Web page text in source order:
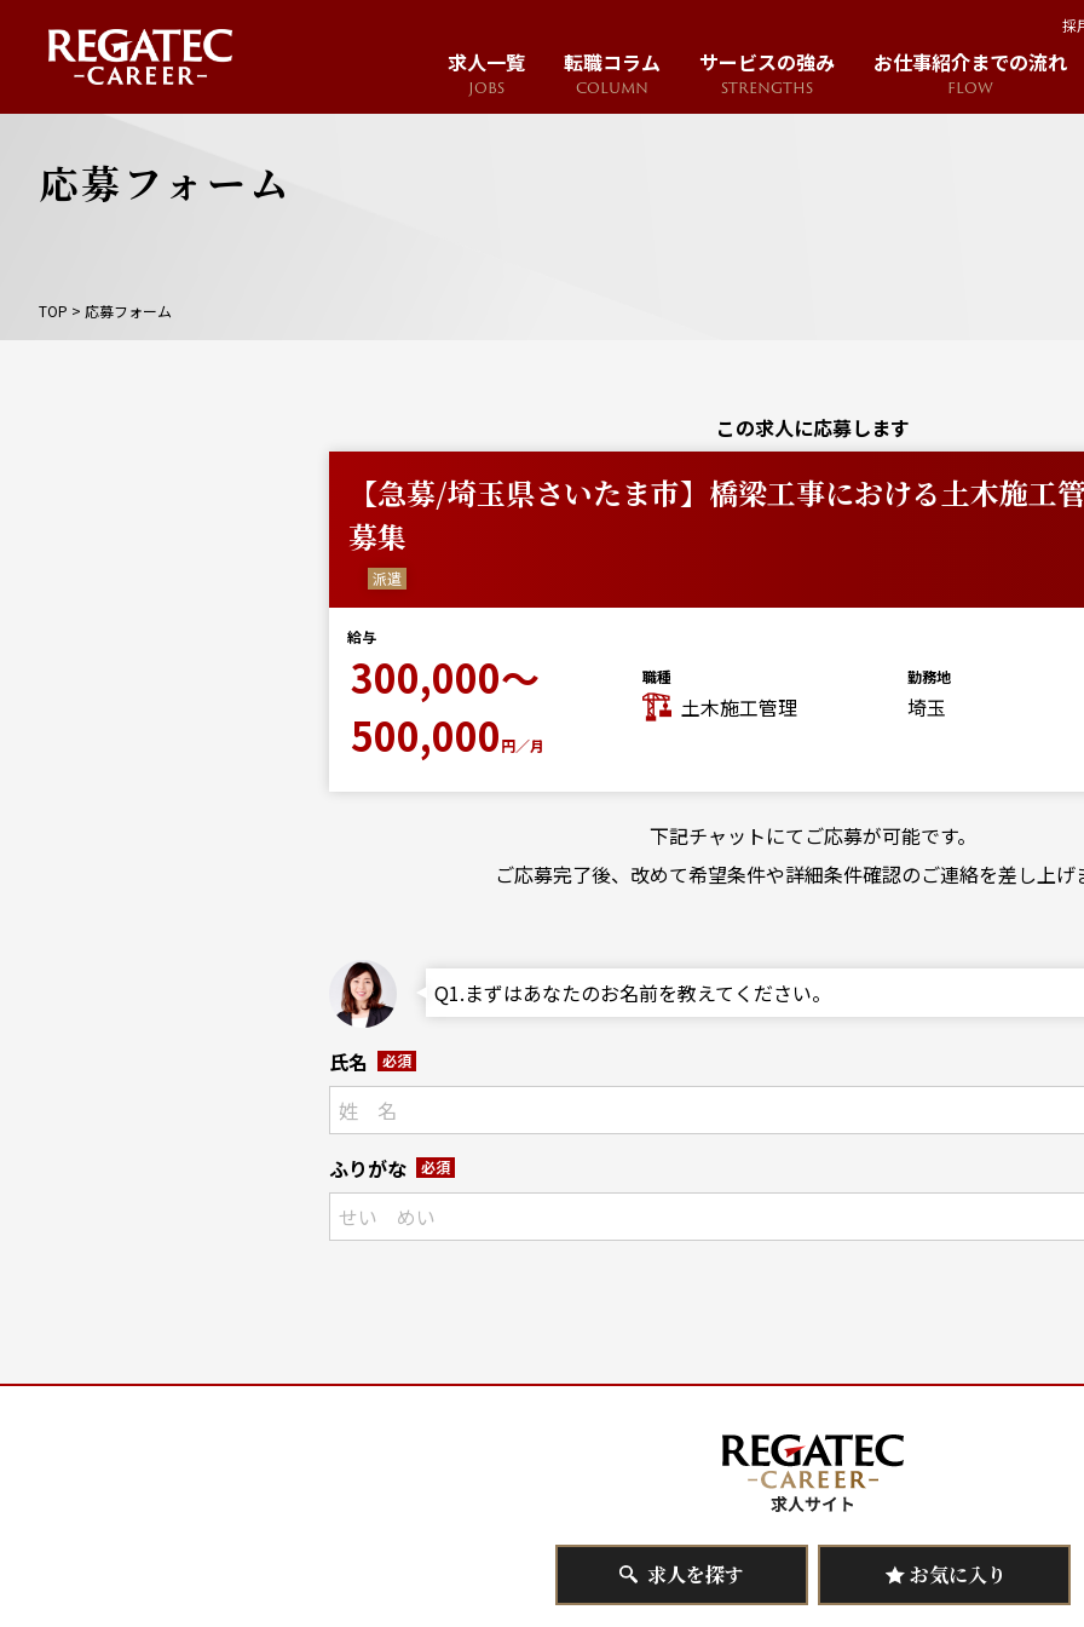
採
求人一覧
JOBS
転職コラム
COLUMN
サービスの強み
STRENGTHS
お仕事紹介までの流れ
FLOW
応募フォーム
TOP > 応募フォーム
この求人に応募します
【急募/埼玉県さいたま市】橋梁工事における土木施工
募集
派遣
給与
300,000～
500,000円／月
職種
土木施工管理
勤務地
埼玉
下記チャットにてご応募が可能です。
ご応募完了後、改めて希望条件や詳細条件確認のご連絡を差し上げ
Q1.まずはあなたのお名前を教えてください。
氏名 必須
ふりがな 必須
求人を探す お気に入り